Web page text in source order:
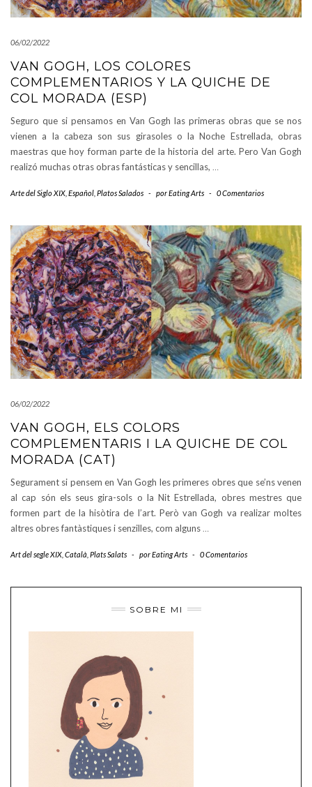
06/02/2022
VAN GOGH, LOS COLORES
COMPLEMENTARIOS Y LA QUICHE DE
COL MORADA (ESP)
Seguro que si pensamos en Van Gogh las primeras obras que se nos
vienen a la cabeza son sus girasoles o la Noche Estrellada, obras
maestras que hoy forman parte de la historia del arte. Pero Van Gogh
realizó muchas otras obras fantásticas y sencillas, …
Arte del Siglo XIX Español Platos Salados - porEating Arts - 0 Comentarios
06/02/2022
VAN GOGH, ELS COLORS
COMPLEMENTARIS I LA QUICHE DE COL
MORADA (CAT)
Segurament si pensem en Van Gogh les primeres obres que se’ns venen
al cap són els seus gira-sols o la Nit Estrellada, obres mestres que
formen part de la hisòtira de l’art. Però van Gogh va realizar moltes
altres obres fantàstiques i senzilles, com alguns …
Art del segle XIX Català Plats Salats - porEating Arts - 0 Comentarios
SOBRE MI